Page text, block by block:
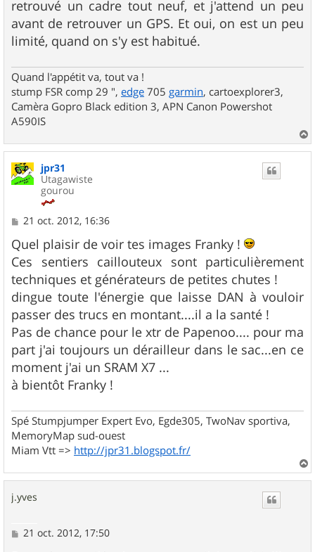
retrouvé un cadre tout neuf, et j'attend un peu
avant de retrouver un GPS. Et oui, on est un peu
limité, quand on s'y est habitué.
Quand l'appétit va, tout va !
stump FSR comp 29 ", edge 705 garmin, cartoexplorer3,
Camèra Gopro Black edition 3, APN Canon Powershot
A590IS
a
jpr31
Utagawiste
gourou
M
s
s
a
g
e
21 oct. 2012, 16:36
Quel plaisir de voir tes images Franky !
Ces sentiers caillouteux sont particulièrement
techniques et générateurs de petites chutes !
dingue toute l'énergie que laisse DAN à vouloir
passer des trucs en montant....il a la santé !
Pas de chance pour le xtr de Papenoo.... pour ma
part j'ai toujours un dérailleur dans le sac...en ce
moment j'ai un SRAM X7 ...
à bientôt Franky !
Spé Stumpjumper Expert Evo, Egde305, TwoNav sportiva,
MemoryMap sud-ouest
Miam Vtt => http://jpr31.blogspot.fr/
a
j.yves
M
21 oct. 2012, 17:50